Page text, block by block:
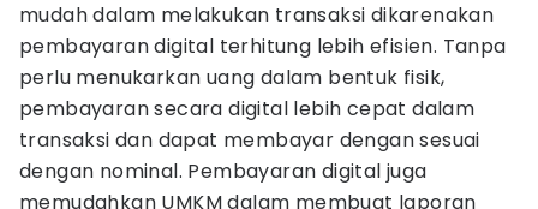
mudah dalam melakukan transaksi dikarenakan
pembayaran digital terhitung lebih efisien. Tanpa
perlu menukarkan uang dalam bentuk fisik,
pembayaran secara digital lebih cepat dalam
transaksi dan dapat membayar dengan sesuai
dengan nominal. Pembayaran digital juga
memudahkan UMKM dalam membuat laporan